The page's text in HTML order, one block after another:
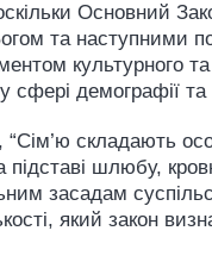
Основний
та наступними
культурного та
сфері демографії та
, “Сім’ю складають
шлюбу,
засадам
який закон